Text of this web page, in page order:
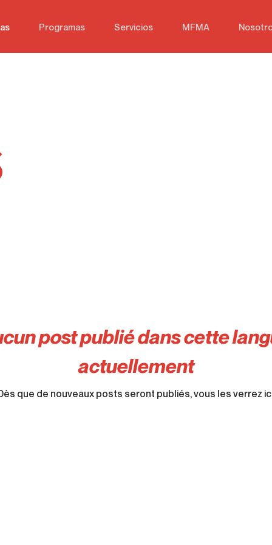
Programas Servicios MFMA
post publié dans cette
actuellement
que de nouveaux posts seront publiés, vous les verrez